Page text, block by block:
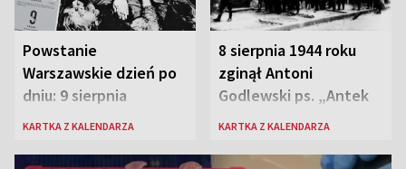
Powstanie
Warszawskie dzień po
dniu: 9 sierpnia
KARTKA Z KALENDARZA
8 sierpnia 1944 roku
zginął Antoni
Godlewski ps. „Antek
Rozpylacz”
KARTKA Z KALENDARZA